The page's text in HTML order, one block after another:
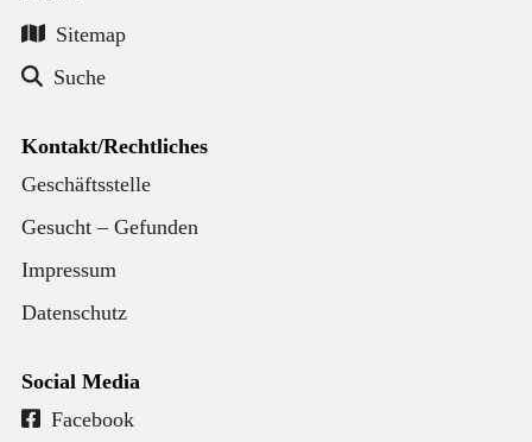
Sitemap
Suche
Kontakt/Rechtliches
Geschäftsstelle
Gesucht – Gefunden
Impressum
Datenschutz
Social Media
Facebook